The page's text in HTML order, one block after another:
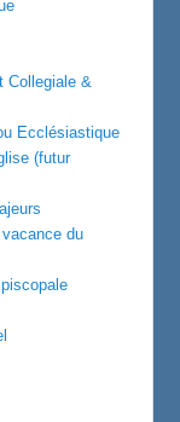
Collegiale &
Ecclésiastique
(futur
du